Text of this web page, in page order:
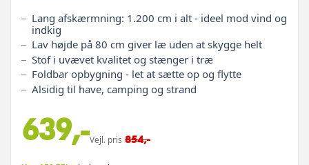
Lang afskærmning: 1.200 cm i alt - ideel mod vind og
indkig
Lav højde på 80 cm giver læ uden at skygge helt
Stof i uvævet kvalitet og stænger i træ
Foldbar opbygning - let at sætte op og flytte
Alsidig til have, camping og strand
639,-Vejl. pris 854,-